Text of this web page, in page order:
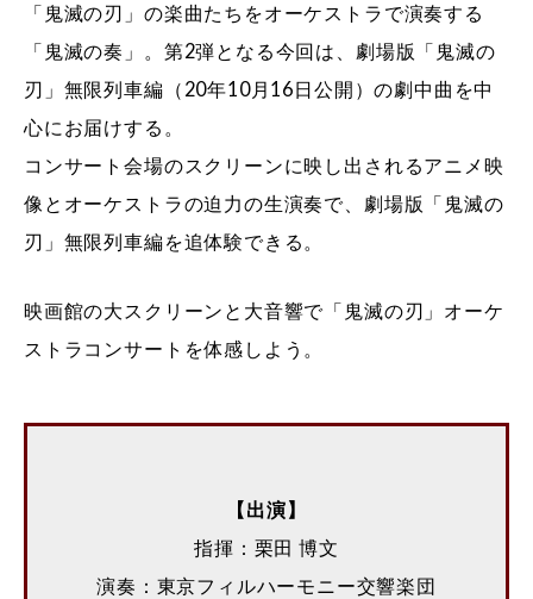
「鬼滅の刃」の楽曲たちをオーケストラで演奏する
「鬼滅の奏」。第2弾となる今回は、劇場版「鬼滅の
刃」無限列車編（20年10月16日公開）の劇中曲を中
心にお届けする。
コンサート会場のスクリーンに映し出されるアニメ映
像とオーケストラの迫力の生演奏で、劇場版「鬼滅の
刃」無限列車編を追体験できる。
映画館の大スクリーンと大音響で「鬼滅の刃」オーケ
ストラコンサートを体感しよう。
【出演】
指揮：栗田 博文
演奏：東京フィルハーモニー交響楽団